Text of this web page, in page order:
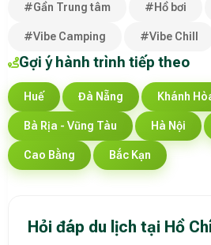
#Gần Trung tâm #Hồ bơi
#Vibe Camping #Vibe Chill
Gợi ý hành trình tiếp theo
Huế Đà Nẵng Khánh
Bà Rịa - Vũng Tàu Hà Nội
Cao Bằng Bắc Kạn
Hỏi đáp du lịch tại Hồ